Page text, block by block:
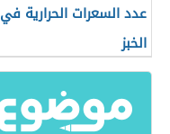
عدد السعرات الحرارية في
الخبز